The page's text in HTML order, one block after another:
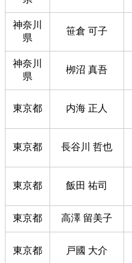
神奈川
県
笹倉 可子
神奈川
県
栁沼 真吾
東京都 内海 正人
東京都 長谷川 哲也
東京都 飯田 祐司
東京都 高澤 留美子
東京都 戸國 大介